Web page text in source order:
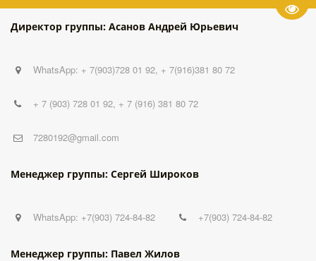
Директор группы: Асанов Андрей Юрьевич
WhatsApp: + 7(903)728 01 92, + 7(916)381 80 72
+ 7 (903) 728 01 92, + 7 (916) 381 80 72
7280192@gmail.com
Менеджер группы: Сергей Широков
WhatsApp: +7(903) 724-84-82 +7(903) 724-84-82
Менеджер группы: Павел Жилов